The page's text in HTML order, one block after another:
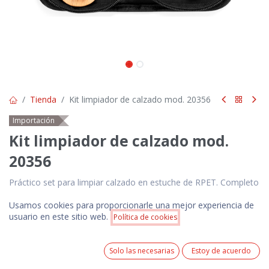
Precio:
8.00 Añadir a la cesta
0
Wishlist Cuenta
Tienda Kit limpiador de calzado mod. 20356
Importación
Kit limpiador de calzado mod.
20356
Práctico set para limpiar calzado en estuche de RPET. Completo
calzador, lata con cera y paño para que brille todo el calzado.
Presentado en un práctico estuche con cierre de cremallera y
elásticos para tener organizados todos los utensilios. Con
Usamos cookies para proporcionarle una mejor experiencia de
usuario en este sitio web.
Política de cookies
Solo las necesarias Estoy de acuerdo